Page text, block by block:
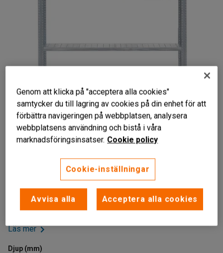
Klarar hög belastning
Påbyggnadsbar
gavelplåtar för ökad stabilitet. Denna hylla kan byggas på
med fler hyllsektioner.
Läs mer
Djup (mm)
Genom att klicka på "acceptera alla cookies"
samtycker du till lagring av cookies på din enhet för att
förbättra navigeringen på webbplatsen, analysera
webbplatsens användning och bistå i våra
marknadsföringsinsatser. Cookie policy
Cookie-inställningar
Avvisa alla Acceptera alla cookies